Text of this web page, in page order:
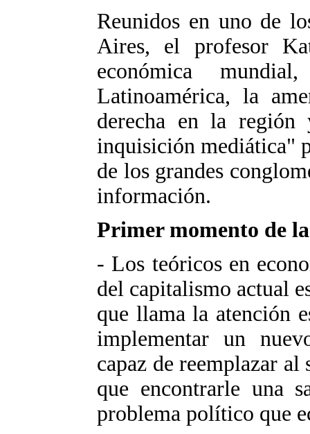
Reunidos en uno de
Aires, el profesor
económica
Latinoamérica, la
derecha en la
inquisición mediática"
de los grandes
información.
Primer momento de
- Los teóricos en
del capitalismo actual
que llama la atención
implementar un
capaz de reemplazar al
que encontrarle una
problema político que